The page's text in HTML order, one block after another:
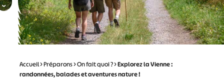
Accueil>Préparons>On fait quoi ?>Explorez la Vienne :
randonnées, balades et aventures nature !